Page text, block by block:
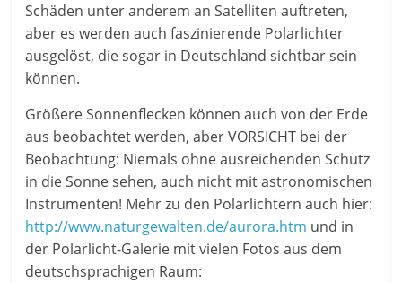
Schäden unter anderem an Satelliten auftreten,
aber es werden auch faszinierende Polarlichter
ausgelöst, die sogar in Deutschland sichtbar sein
können.
Größere Sonnenflecken können auch von der Erde
aus beobachtet werden, aber VORSICHT bei der
Beobachtung: Niemals ohne ausreichenden Schutz
in die Sonne sehen, auch nicht mit astronomischen
Instrumenten! Mehr zu den Polarlichtern auch hier:
http://www.naturgewalten.de/aurora.htm und in
der Polarlicht-Galerie mit vielen Fotos aus dem
deutschsprachigen Raum: